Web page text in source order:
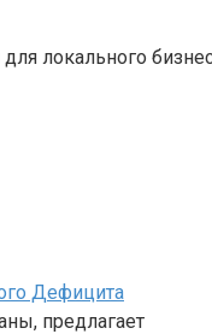
локального
Дефицита
предлагает